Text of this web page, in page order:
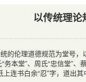
以传统理
伦理道德规范为堂号，
务本堂”、周氏“忠信堂”
连书白余“忍”字，道出